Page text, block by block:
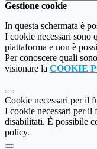
Gestione cookie
In questa schermata è
I cookie necessari sono
piattaforma e non è
Per conoscere quali
visionare la COOKIE
Cookie necessari per il
I cookie necessari per il
disabilitati. È possibile
policy.